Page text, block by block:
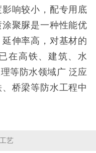
响较小，配专用底
聚脲是一种性能优
伸率高，对基材的
在高铁、建筑、水
等防水领域广 泛应
桥梁等防水工程中
艺